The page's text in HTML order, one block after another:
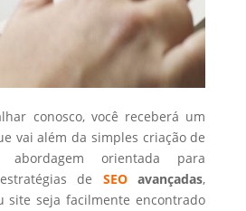
conosco, você receberá um
vai além da simples criação de
orientada para
de SEOavançadas,
site seja facilmente encontrado